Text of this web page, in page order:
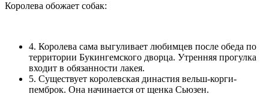
Королева обожает собак:
4. Королева сама выгуливает любимцев после обеда по
территории Букингемского дворца. Утренняя прогулка
входит в обязанности лакея.
5. Существует королевская династия вельш-корги-
пемброк. Она начинается от щенка Сьюзен.